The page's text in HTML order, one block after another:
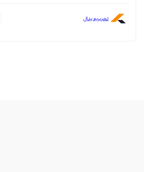
تحریریه پدال